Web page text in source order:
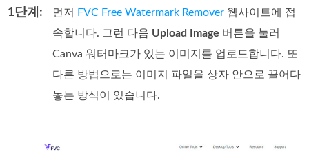
1단계: 먼저 FVC Free Watermark Remover 웹사이트에 접
속합니다. 그런 다음 Upload Image 버튼을 눌러
Canva 워터마크가 있는 이미지를 업로드합니다. 또
다른 방법으로는 이미지 파일을 상자 안으로 끌어다
놓는 방식이 있습니다.